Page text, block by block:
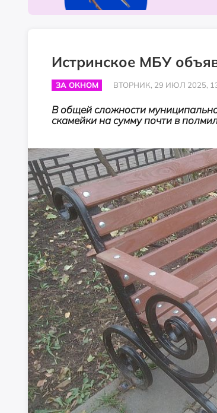
Истринское МБУ
ЗА ОКНОМ ВТОРНИК, 29 ИЮЛ 2025,
В общей сложности
скамейки на сумму почти в